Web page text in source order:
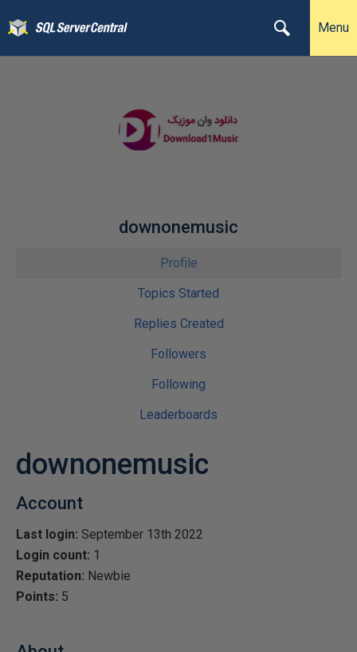
Menu
downonemusic
Profile
Topics Started
Replies Created
Followers
Following
Leaderboards
downonemusic
Account
Last login: September 13th 2022
Login count: 1
Reputation: Newbie
Points: 5